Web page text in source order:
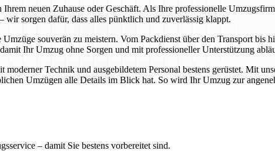
neuen Zuhause oder Geschäft. Als Ihre professionelle
sorgen dafür, dass alles pünktlich und zuverlässig klappt.
souverän zu meistern. Vom Packdienst über den Transport bis
Ihr Umzug ohne Sorgen und mit professioneller Unterstützung
Technik und ausgebildetem Personal bestens gerüstet. Mit
Umzügen alle Details im Blick hat. So wird Ihr Umzug zur
– damit Sie bestens vorbereitet sind.